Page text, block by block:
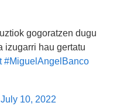
gogoratzen dugu
izugarri hau gertatu
#MiguelAngelBanco
July 10, 2022